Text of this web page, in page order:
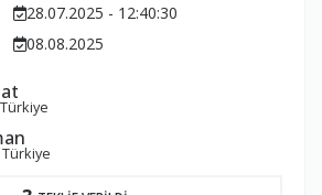
28.07.2025 - 12:40:30
08.08.2025
Türkiye